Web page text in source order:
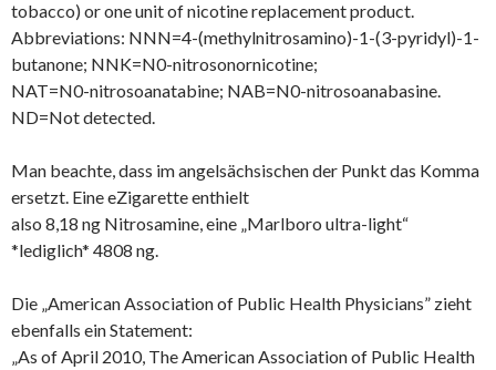
tobacco) or one unit of nicotine replacement product.
Abbreviations: NNN=4-(methylnitrosamino)-1-(3-pyridyl)-1-
butanone; NNK=N0-nitrosonornicotine;
NAT=N0-nitrosoanatabine; NAB=N0-nitrosoanabasine.
ND=Not detected.
Man beachte, dass im angelsächsischen der Punkt das Komma
ersetzt. Eine eZigarette enthielt
also 8,18 ng Nitrosamine, eine „Marlboro ultra-light“
*lediglich* 4808 ng.
Die „American Association of Public Health Physicians” zieht
ebenfalls ein Statement:
„As of April 2010, The American Association of Public Health